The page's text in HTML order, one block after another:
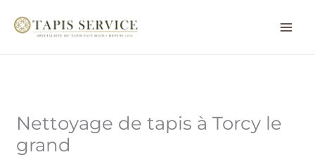
Nettoyage de tapis à Torcy le
grand